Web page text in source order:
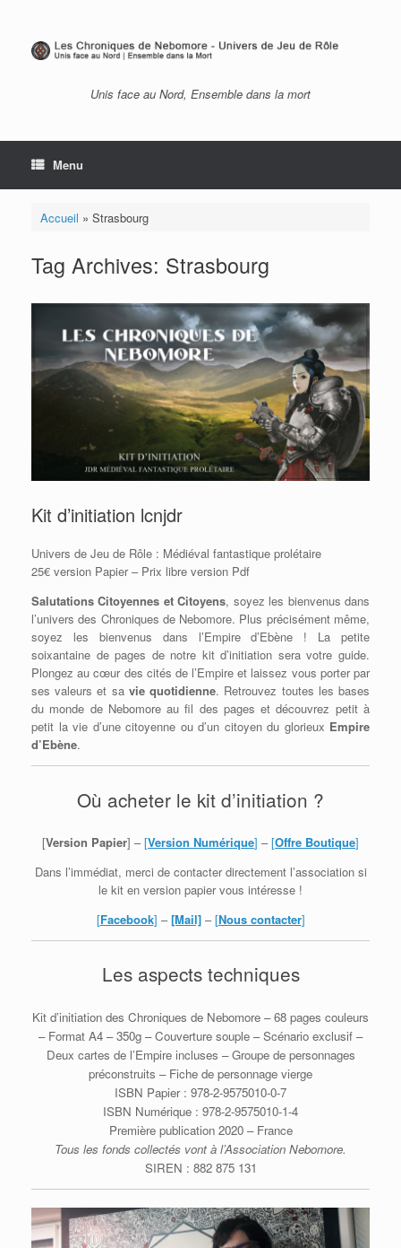
content
Unis face au Nord, Ensemble dans la mort
Menu
Accueil » Strasbourg
Tag Archives: Strasbourg
Kit d’initiation lcnjdr
Univers de Jeu de Rôle : Médiéval fantastique prolétaire
25€ version Papier – Prix libre version Pdf
Salutations Citoyennes et Citoyens, soyez les bienvenus dans
l’univers des Chroniques de Nebomore. Plus précisément même,
soyez les bienvenus dans l’Empire d’Ebène ! La petite
soixantaine de pages de notre kit d’initiation sera votre guide.
Plongez au cœur des cités de l’Empire et laissez vous porter par
ses valeurs et sa vie quotidienne. Retrouvez toutes les bases
du monde de Nebomore au fil des pages et découvrez petit à
petit la vie d’une citoyenne ou d’un citoyen du glorieux Empire
d’Ebène.
Où acheter le kit d’initiation ?
[Version Papier] –[Version Numérique] –[Offre Boutique]
Dans l’immédiat, merci de contacter directement l’association si
le kit en version papier vous intéresse !
[Facebook] –[Mail]–[Nous contacter]
Les aspects techniques
Kit d’initiation des Chroniques de Nebomore – 68 pages couleurs
– Format A4 – 350g – Couverture souple – Scénario exclusif –
Deux cartes de l’Empire incluses – Groupe de personnages
préconstruits – Fiche de personnage vierge
ISBN Papier : 978-2-9575010-0-7
ISBN Numérique : 978-2-9575010-1-4
Première publication 2020 – France
Tous les fonds collectés vont à l’Association Nebomore.
SIREN : 882 875 131